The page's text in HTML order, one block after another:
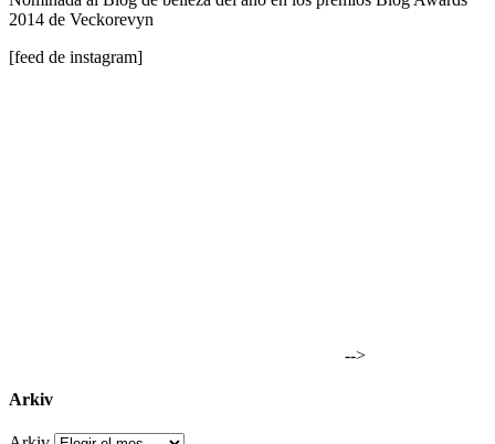
2014 de Veckorevyn
[feed de instagram]
-->
Arkiv